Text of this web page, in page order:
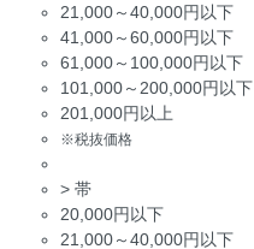
21,000～40,000円以下
41,000～60,000円以下
61,000～100,000円以下
101,000～200,000円以下
201,000円以上
※税抜価格
> 帯
20,000円以下
21,000～40,000円以下